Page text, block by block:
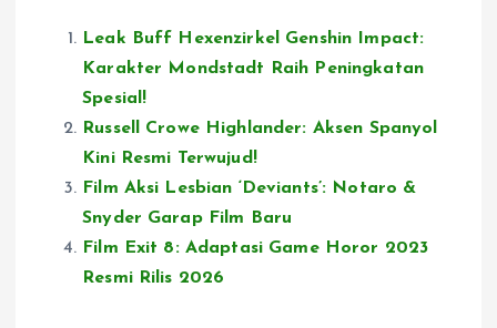
Leak Buff Hexenzirkel Genshin Impact:
Karakter Mondstadt Raih Peningkatan
Spesial!
Russell Crowe Highlander: Aksen Spanyol
Kini Resmi Terwujud!
Film Aksi Lesbian ‘Deviants’: Notaro &
Snyder Garap Film Baru
Film Exit 8: Adaptasi Game Horor 2023
Resmi Rilis 2026